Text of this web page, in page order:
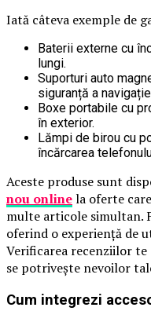
Iată câteva exemple de
Baterii externe cu
lungi.
Suporturi auto
siguranță a
Boxe portabile cu
în exterior.
Lămpi de birou cu
încărcarea
Aceste produse sunt
nou onlinela oferte
multe articole simultan.
oferind o experiență de
Verificarea recenziilor te
se potrivește nevoilor
​Cum integrezi